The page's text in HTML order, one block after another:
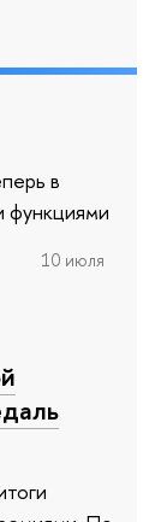
в
функциями
10 июля